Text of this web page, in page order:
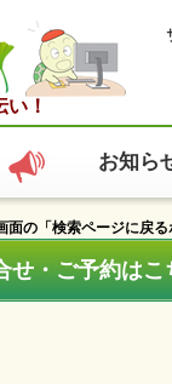
！
お知ら
「検索ページに戻る
予約はこち